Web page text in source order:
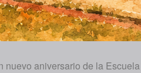
aniversario de la